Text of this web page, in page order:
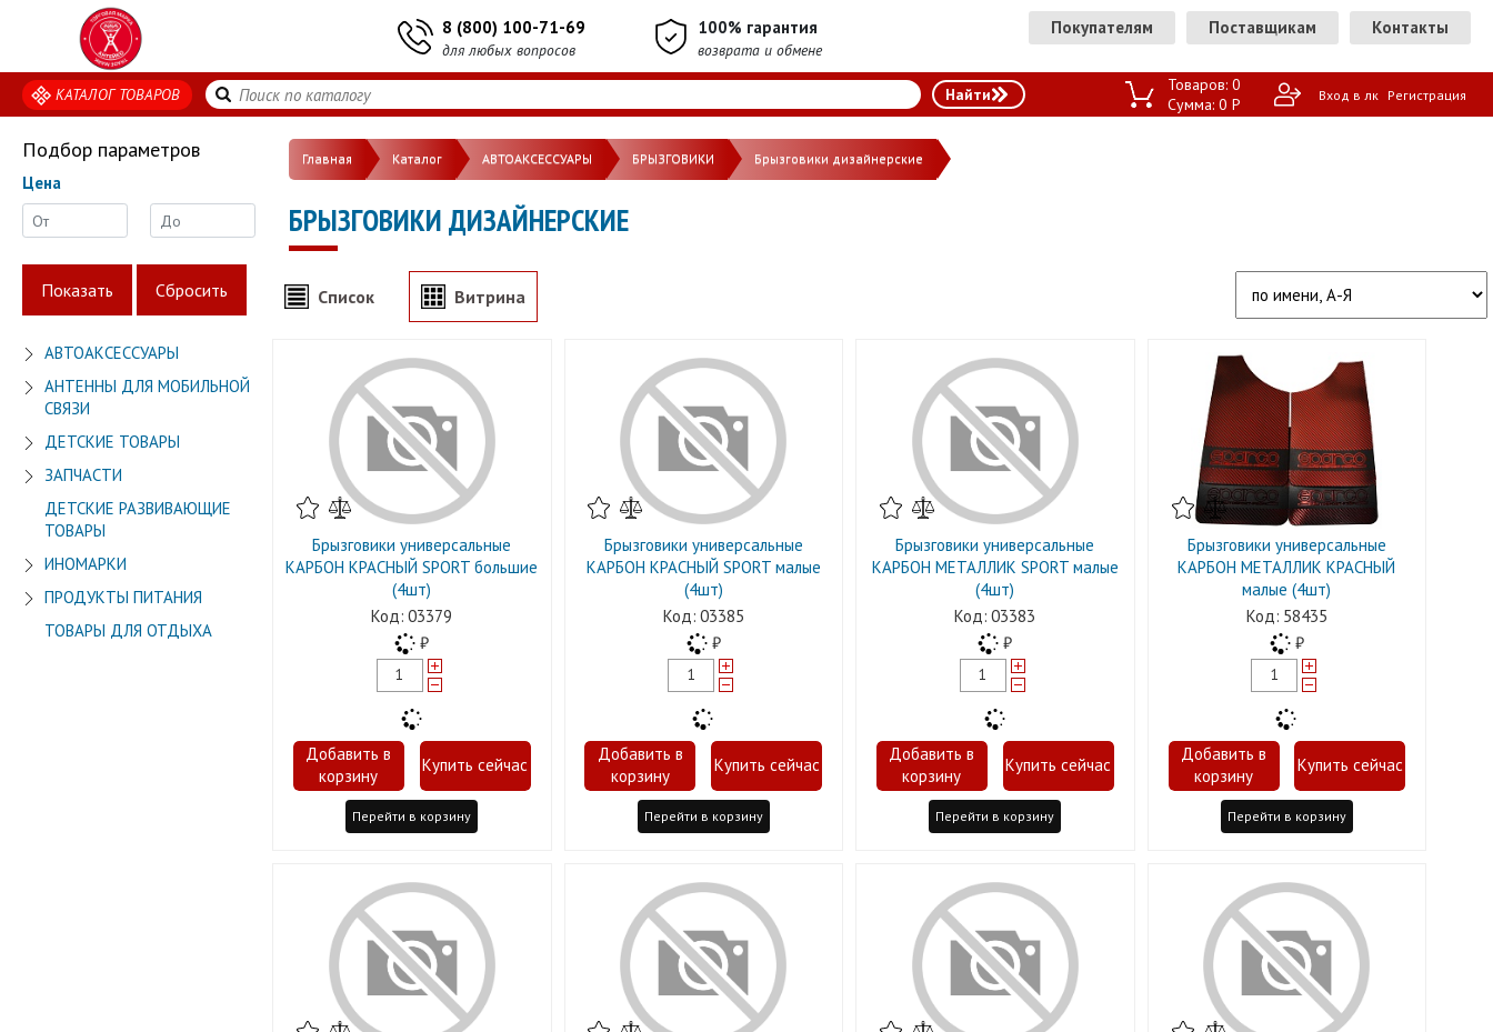
8 (800) 100-71-69
для любых вопросов
100% гарантия
возврата и обмене
Покупателям Поставщикам Контакты
КАТАЛОГ ТОВАРОВ Товаров: 0
Сумма: 0 P Вход в лк Регистрация
Подбор параметров
Цена
АВТОАКСЕССУАРЫ
АНТЕННЫ ДЛЯ МОБИЛЬНОЙ
СВЯЗИ
ДЕТСКИЕ ТОВАРЫ
ЗАПЧАСТИ
ДЕТСКИЕ РАЗВИВАЮЩИЕ
ТОВАРЫ
ИНОМАРКИ
ПРОДУКТЫ ПИТАНИЯ
ТОВАРЫ ДЛЯ ОТДЫХА
Главная Каталог АВТОАКСЕССУАРЫ БРЫЗГОВИКИ Брызговики дизайнерские
БРЫЗГОВИКИ ДИЗАЙНЕРСКИЕ
Список Витрина
Брызговики универсальные
КАРБОН КРАСНЫЙ SPORT большие
(4шт)
03379
Перейти в корзину
Брызговики универсальные
КАРБОН КРАСНЫЙ SPORT малые
(4шт)
03385
Перейти в корзину
Брызговики универсальные
КАРБОН МЕТАЛЛИК SPORT малые
(4шт)
03383
Перейти в корзину
Брызговики универсальные
КАРБОН МЕТАЛЛИК КРАСНЫЙ
малые (4шт)
58435
Перейти в корзину